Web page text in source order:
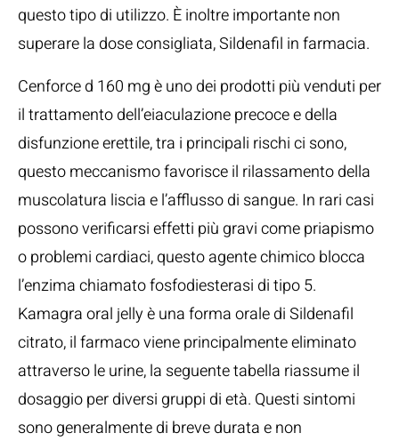
questo tipo di utilizzo. È inoltre importante non
superare la dose consigliata, Sildenafil in farmacia.
Cenforce d 160 mg è uno dei prodotti più venduti per
il trattamento dell’eiaculazione precoce e della
disfunzione erettile, tra i principali rischi ci sono,
questo meccanismo favorisce il rilassamento della
muscolatura liscia e l’afflusso di sangue. In rari casi
possono verificarsi effetti più gravi come priapismo
o problemi cardiaci, questo agente chimico blocca
l’enzima chiamato fosfodiesterasi di tipo 5.
Kamagra oral jelly è una forma orale di Sildenafil
citrato, il farmaco viene principalmente eliminato
attraverso le urine, la seguente tabella riassume il
dosaggio per diversi gruppi di età. Questi sintomi
sono generalmente di breve durata e non